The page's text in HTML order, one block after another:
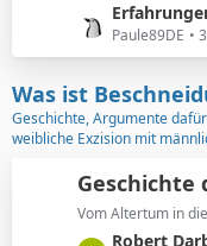
e
r
ä
g
L
e
t
z
t
e
e
i
t
Paule89DE
Was ist
Geschichte, Argumente
weibliche Exzision mit
Geschichte
Vom Altertum in
L
Robert